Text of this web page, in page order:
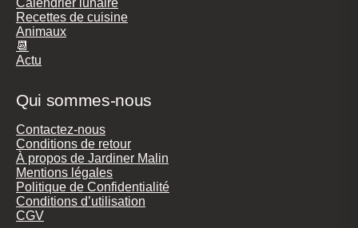
Calendrier lunaire
Recettes de cuisine
Animaux
📆
Actu
Qui sommes-nous
Contactez-nous
Conditions de retour
À propos de Jardiner Malin
Mentions légales
Politique de Confidentialité
Conditions d’utilisation
CGV